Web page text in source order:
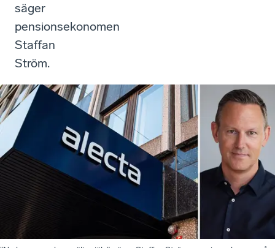
säger
pensionsekonomen
Staffan
Ström.